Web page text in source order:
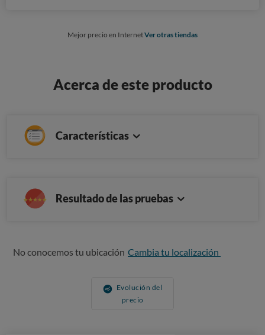
Mejor precio en InternetVer otras tiendas
Acerca de este producto
Características
Resultado de las pruebas
No conocemos tu ubicación Cambia tu localización
Evolución del
precio